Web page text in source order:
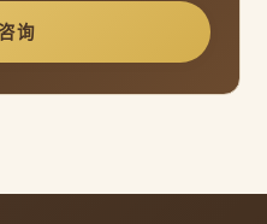
询